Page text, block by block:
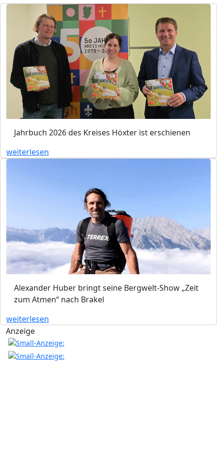
Jahrbuch 2026 des Kreises Höxter ist erschienen
weiterlesen
Alexander Huber bringt seine Bergwelt-Show „Zeit
zum Atmen“ nach Brakel
weiterlesen
Anzeige